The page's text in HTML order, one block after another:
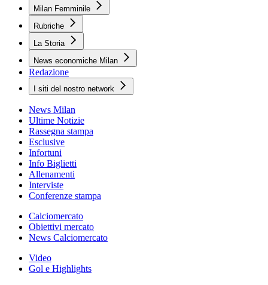
Milan Femminile
Rubriche
La Storia
News economiche Milan
Redazione
I siti del nostro network
News Milan
Ultime Notizie
Rassegna stampa
Esclusive
Infortuni
Info Biglietti
Allenamenti
Interviste
Conferenze stampa
Calciomercato
Obiettivi mercato
News Calciomercato
Video
Gol e Highlights